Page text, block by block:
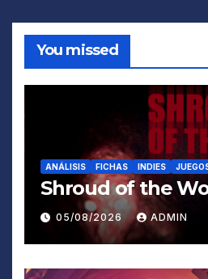
You missed
ANÁLISIS FICHAS INDIES
Shroud of the
05/08/2026 ADMIN